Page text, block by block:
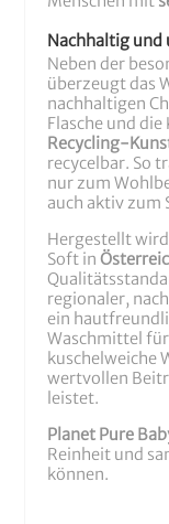
Nachhaltig
Neben der
überzeugt das
nachhaltigen
Flasche und die
Recycling-
recycelbar. So
nur zum
auch aktiv zum
Hergestellt wird
Soft in
regionaler,
ein
Waschmittel
kuschelweiche
wertvollen
leistet.
Planet Pure
Reinheit und
können.